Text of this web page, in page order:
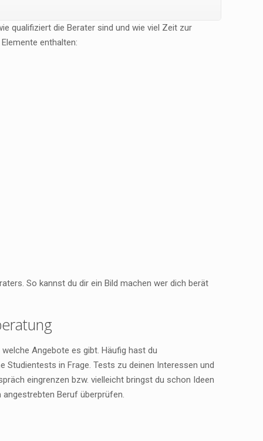
qualifiziert die Berater sind und wie viel Zeit zur
enthalten:
So kannst du dir ein Bild machen wer dich berät
Angebote es gibt. Häufig hast du
Studientests in Frage. Tests zu deinen Interessen und
eingrenzen bzw. vielleicht bringst du schon Ideen
angestrebten Beruf überprüfen.